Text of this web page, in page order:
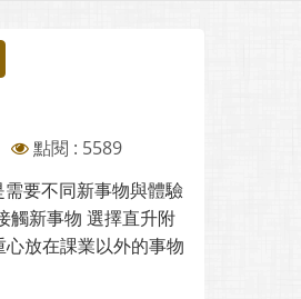
點閱 : 5589
要不同新事物與體驗
觸新事物 選擇直升附
放在課業以外的事物